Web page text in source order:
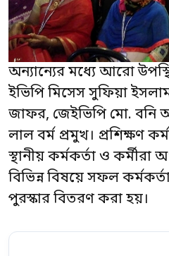
অন্যান্যের মধ্যে আরো
ইভিপি মিসেস সুফিয়া
জাফর, জেইভিপি মো. বনি
লাল বর্ম প্রমুখ। প্রশিক্ষণ
স্থানীয় কর্মকর্তা ও কর্মীরা
বিভিন্ন বিষয়ে সফল
পুরস্কার বিতরণ করা হয়।